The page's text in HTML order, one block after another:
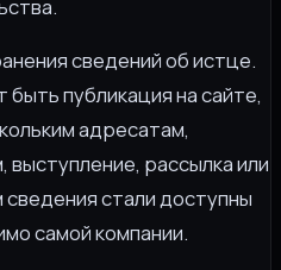
сведений об истце.
публикация на сайте,
адресатам,
рассылка или
стали доступны
самой компании.